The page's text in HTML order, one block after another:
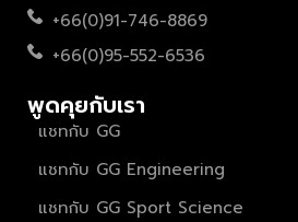
+66(0)91-746-8869
+66(0)95-552-6536
พูดคุยกับเรา
แชทกับ GG
แชทกับ GG Engineering
แชทกับ GG Sport Science